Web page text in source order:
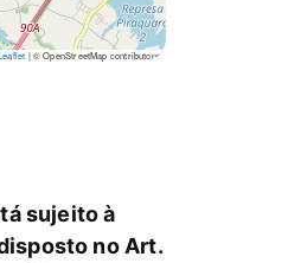
|© OpenStreetMap contributors
sujeito à
no Art.